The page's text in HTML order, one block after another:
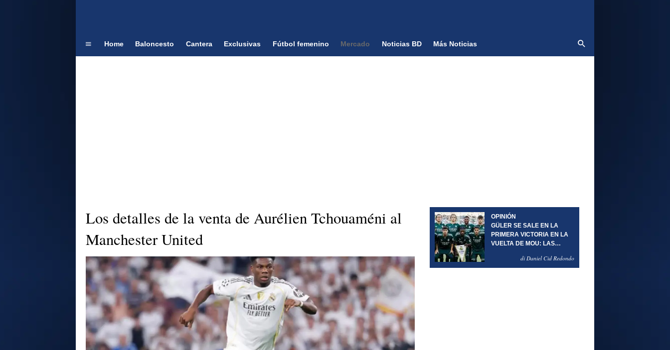
Home Baloncesto Cantera Exclusivas Fútbol femenino Mercado Noticias BD Más Noticias
Los detalles de la venta de Aurélien Tchouaméni al
Manchester United
OPINIÓN
GÜLER SE SALE EN LA
PRIMERA VICTORIA EN LA
VUELTA DE MOU: LAS
1-2 REAL MADRIDdi Daniel Cid Redondo